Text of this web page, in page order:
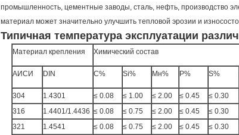
промышленность, цементные заводы, сталь, нефть, производство
материал может значительно улучшить тепловой эрозии и
Типичная температура эксплуатации
Материал крепления Химический состав
АИСИ DIN C% Si% Мн% P% S%
304 1.4301 ≤ 0.08 ≤ 1.00 ≤ 2.00 ≤ 0.45 ≤ 0.30
316
1.4401/1.4436 ≤ 0.08 ≤ 0.75 ≤ 2.00 ≤ 0.45 ≤ 0.30
321
1.4541 ≤ 0.08 ≤ 0.75 ≤ 2.00 ≤ 0.45 ≤ 0.30